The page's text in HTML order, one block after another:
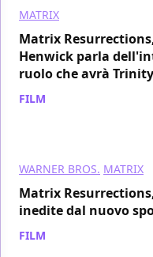
MATRIX
Matrix
Henwick parla
ruolo che avrà
FILM
WARNER BROS. MATRIX
Matrix
inedite dal nuovo
FILM